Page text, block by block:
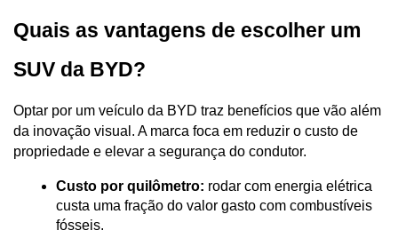
Quais as vantagens de escolher um
SUV da BYD?
Optar por um veículo da BYD traz benefícios que vão além
da inovação visual. A marca foca em reduzir o custo de
propriedade e elevar a segurança do condutor.
Custo por quilômetro: rodar com energia elétrica
custa uma fração do valor gasto com combustíveis
fósseis.